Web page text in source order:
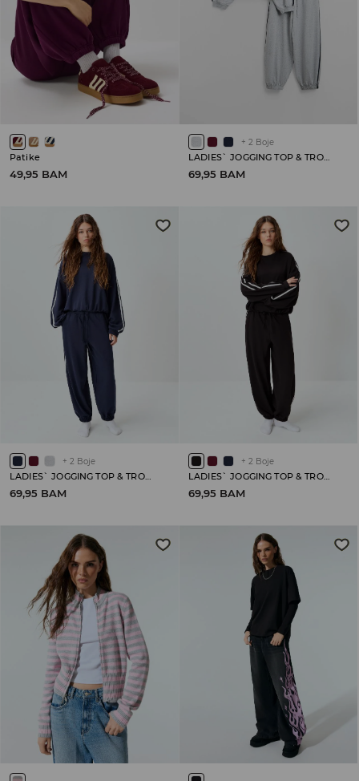
Patike
49,95 BAM
+ 2 Boje
LADIES` JOGGING TOP & TROUSERS
69,95 BAM
+ 2 Boje
LADIES` JOGGING TOP & TROUSERS
69,95 BAM
+ 2 Boje
LADIES` JOGGING TOP & TROUSERS
69,95 BAM